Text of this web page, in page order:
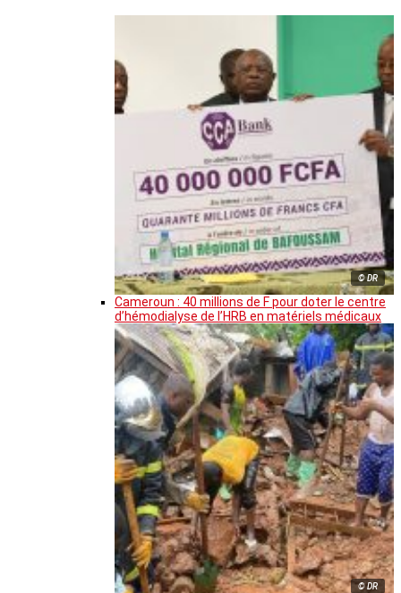
© DR
Cameroun : 40 millions de F pour doter le centre
d’hémodialyse de l’HRB en matériels médicaux
© DR